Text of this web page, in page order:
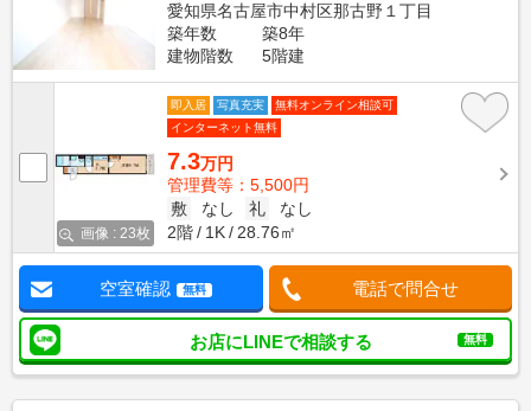
愛知県名古屋市中村区那古野１丁目
築年数
築8年
建物階数
5階建
画像 : 23枚
即入居 写真充実
無料オンライン相談可
インターネット無料
7.3万円
管理費等：5,500円
敷
なし 礼
なし
2階
1K 28.76㎡
空室確認 無料 電話で問合せ
お店にLINEで相談する 無料